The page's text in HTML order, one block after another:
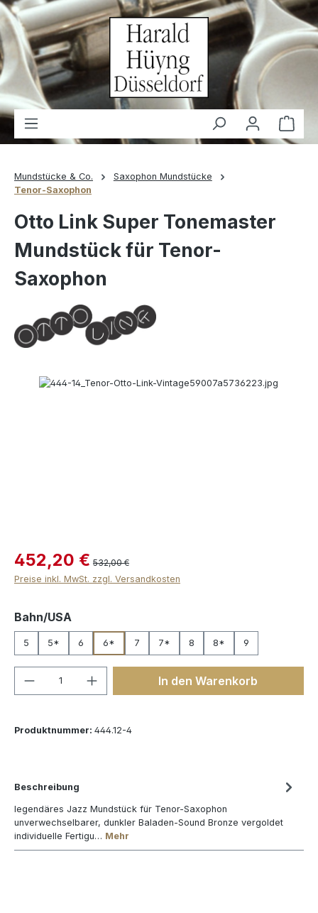
springen
Mundstücke & Co.
Saxophon Mundstücke
Tenor-Saxophon
Otto Link Super Tonemaster
Mundstück für Tenor-
Saxophon
Bildergalerie überspringen
452,20 € 532,00 €
Preise inkl. MwSt. zzgl. Versandkosten
Bahn/USA
5 5* 6 6* 7 7* 8 8* 9
Produkt Anzahl: Gib denIn den Warenkorb
Produktnummer: 444.12-4
Beschreibung
legendäres Jazz Mundstück für Tenor-Saxophon
unverwechselbarer, dunkler Baladen-Sound Bronze vergoldet
individuelle Fertigu… Mehr